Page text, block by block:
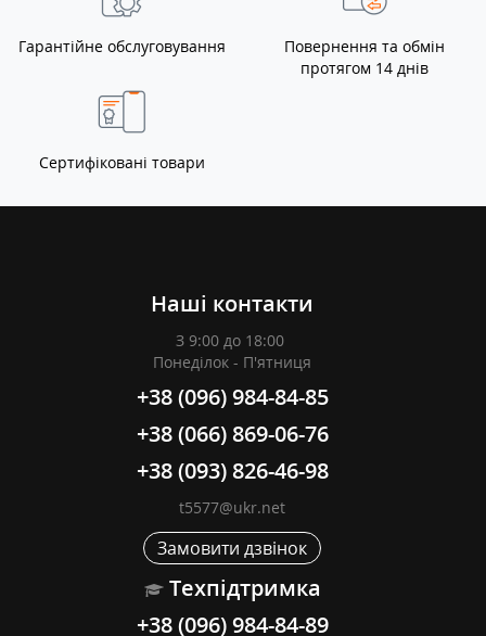
Гарантійне обслуговування
Повернення та обмін
протягом 14 днів
Сертифіковані товари
Наші контакти
З 9:00 до 18:00
Понеділок - П'ятниця
+38 (096) 984-84-85
+38 (066) 869-06-76
+38 (093) 826-46-98
t5577@ukr.net
Замовити дзвінок
Техпідтримка
+38 (096) 984-84-89